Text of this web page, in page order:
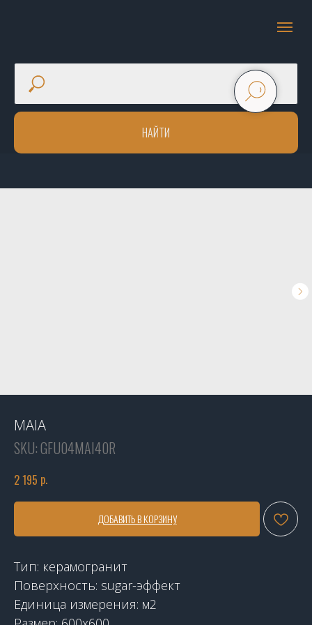
НАЙТИ
MAIA
SKU:GFU04MAI40R
2 195 р.
ДОБАВИТЬ В КОРЗИНУ
Тип: керамогранит
Поверхность: sugar-эффект
Единица измерения: м2